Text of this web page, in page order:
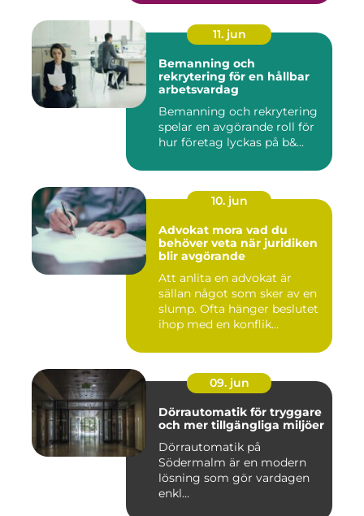
11. jun
Bemanning och
rekrytering för en hållbar
arbetsvardag
Bemanning och rekrytering
spelar en avgörande roll för
hur företag lyckas på b&...
10. jun
Advokat mora vad du
behöver veta när juridiken
blir avgörande
Att anlita en advokat är
sällan något som sker av en
slump. Ofta hänger beslutet
ihop med en konflik...
09. jun
Dörrautomatik för tryggare
och mer tillgängliga miljöer
Dörrautomatik på
Södermalm är en modern
lösning som gör vardagen
enkl...